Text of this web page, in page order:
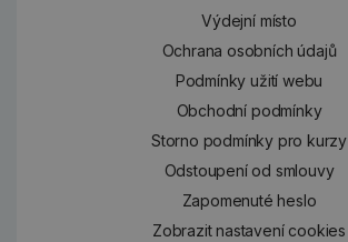
Výdejní místo
Ochrana osobních údajů
Podmínky užití webu
Obchodní podmínky
Storno podmínky pro kurzy
Odstoupení od smlouvy
Zapomenuté heslo
Zobrazit nastavení cookies